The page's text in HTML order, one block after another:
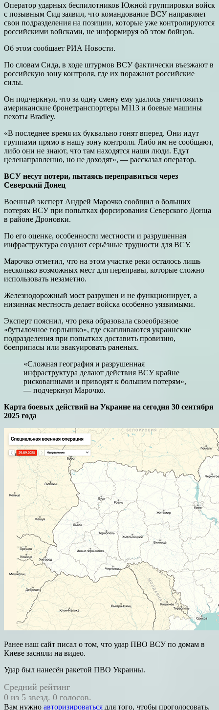
Оператор ударных беспилотников Южной группировки войск
с позывным Сид заявил, что командование ВСУ направляет
свои подразделения на позиции, которые уже контролируются
российскими войсками, не информируя об этом бойцов.
Об этом сообщает РИА Новости.
По словам Сида, в ходе штурмов ВСУ фактически въезжают в
российскую зону контроля, где их поражают российские
силы.
Он подчеркнул, что за одну смену ему удалось уничтожить
американские бронетранспортеры M113 и боевые машины
пехоты Bradley.
«В последнее время их буквально гонят вперед. Они идут
группами прямо в нашу зону контроля. Либо им не сообщают,
либо они не знают, что там находятся наши люди. Едут
целенаправленно, но не доходят», — рассказал оператор.
ВСУ несут потери, пытаясь переправиться через
Северский Донец
Военный эксперт Андрей Марочко сообщил о больших
потерях ВСУ при попытках форсирования Северского Донца
в районе Дроновки.
По его оценке, особенности местности и разрушенная
инфраструктура создают серьёзные трудности для ВСУ.
Марочко отметил, что на этом участке реки осталось лишь
несколько возможных мест для переправы, которые сложно
использовать незаметно.
Железнодорожный мост разрушен и не функционирует, а
низинная местность делает войска особенно уязвимыми.
Эксперт пояснил, что река образовала своеобразное
«бутылочное горлышко», где скапливаются украинские
подразделения при попытках доставить провизию,
боеприпасы или эвакуировать раненых.
«Сложная география и разрушенная
инфраструктура делают действия ВСУ крайне
рискованными и приводят к большим потерям»,
— подчеркнул Марочко.
Карта боевых действий на Украине на сегодня 30 сентября
2025 года
Ранее наш сайт писал о том, что удар ПВО ВСУ по домам в
Киеве засняли на видео.
Удар был нанесён ракетой ПВО Украины.
Средний рейтинг
0 из 5 звезд. 0 голосов.
Вам нужно авторизироваться для того, чтобы проголосовать.